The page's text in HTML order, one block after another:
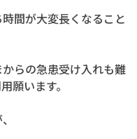
間が大変長くなること
らの急患受け入れも難
願います。